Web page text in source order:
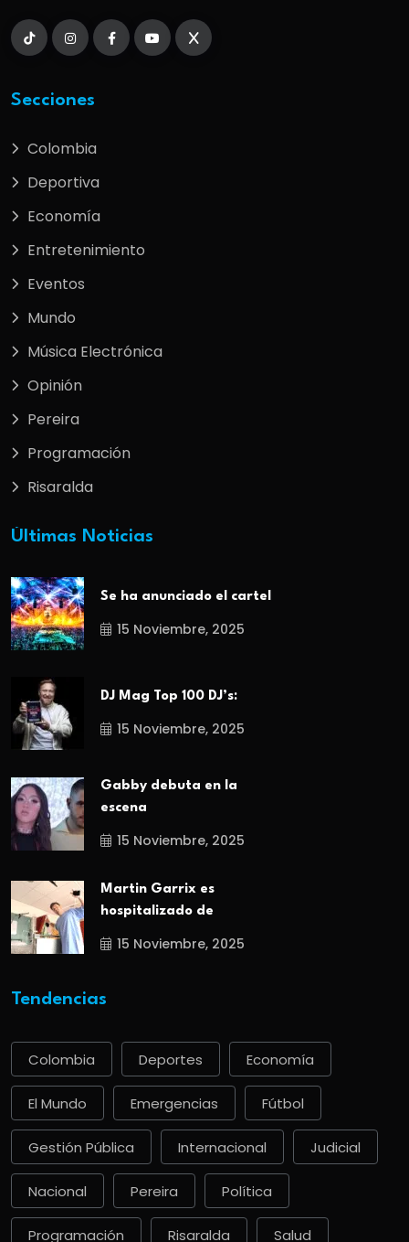
Secciones
Colombia
Deportiva
Economía
Entretenimiento
Eventos
Mundo
Música Electrónica
Opinión
Pereira
Programación
Risaralda
Últimas Noticias
Se ha anunciado el cartel
15 Noviembre, 2025
DJ Mag Top 100 DJ’s:
15 Noviembre, 2025
Gabby debuta en la
escena
15 Noviembre, 2025
Martin Garrix es
hospitalizado de
15 Noviembre, 2025
Tendencias
Colombia Deportes Economía
El Mundo Emergencias Fútbol
Gestión Pública Internacional Judicial
Nacional Pereira Política
Programación Risaralda Salud